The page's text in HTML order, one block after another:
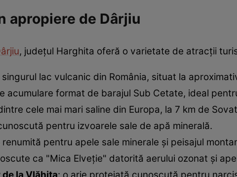
apropiere de Dârjiu
, județul Harghita oferă o varietate de atracții
singurul lac vulcanic din România, situat la
acumulare format de barajul Sub Cetate, ideal
cele mai mari saline din Europa, la 7 km de
pentru izvoarele sale de apă minerală.
renumită pentru apele sale minerale și peisajul
ca "Mica Elveție" datorită aerului ozonat și
la Vlăhița: o arie protejată cunoscută pentru